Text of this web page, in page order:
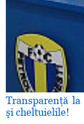
Transparenţă
şi cheltuielile!